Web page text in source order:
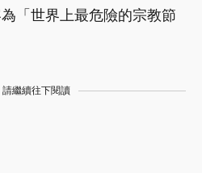
「世界上最危險的宗教節
繼續往下閱讀